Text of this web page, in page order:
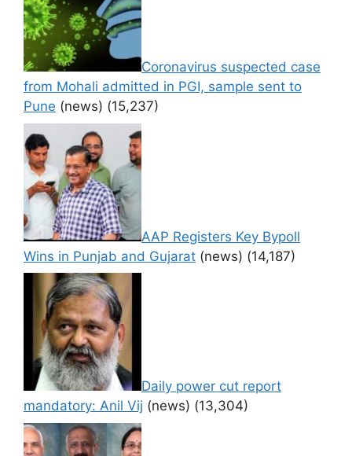
Coronavirus suspected case
from Mohali admitted in PGI, sample sent to
Pune (news) (15,237)
AAP Registers Key Bypoll
Wins in Punjab and Gujarat (news) (14,187)
Daily power cut report
mandatory: Anil Vij (news) (13,304)